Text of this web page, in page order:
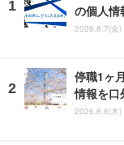
の個人情
2026.8.7(金)
停職1ヶ
情報を口
2026.8.6(木)